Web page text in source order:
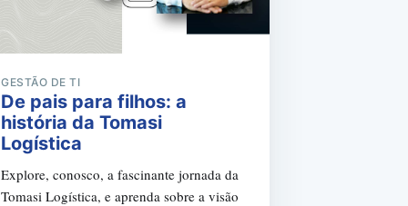
GESTÃO DE TI
De pais para filhos: a
história da Tomasi
Logística
Explore, conosco, a fascinante jornada da
Tomasi Logística, e aprenda sobre a visão